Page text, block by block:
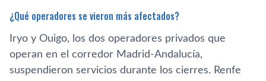
¿Qué operadores se vieron más afectados?
Iryo y Ouigo, los dos operadores privados que
operan en el corredor Madrid-Andalucía,
suspendieron servicios durante los cierres. Renfe